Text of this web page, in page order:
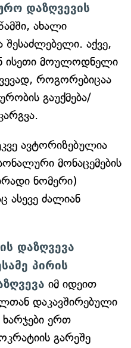
დაზღვევის
ახალი
შესაძლებელი. აქვე,
ისეთი მოულოდნელი
როგორებიცაა
გაუქმება/
ავტორიზებულია
მონაცემების
ნომერი)
ასევე ძალიან
დაზღვევა
პირის
იმ იდეით
დაკავშირებული
ხარჯები ერთ
გარეშე